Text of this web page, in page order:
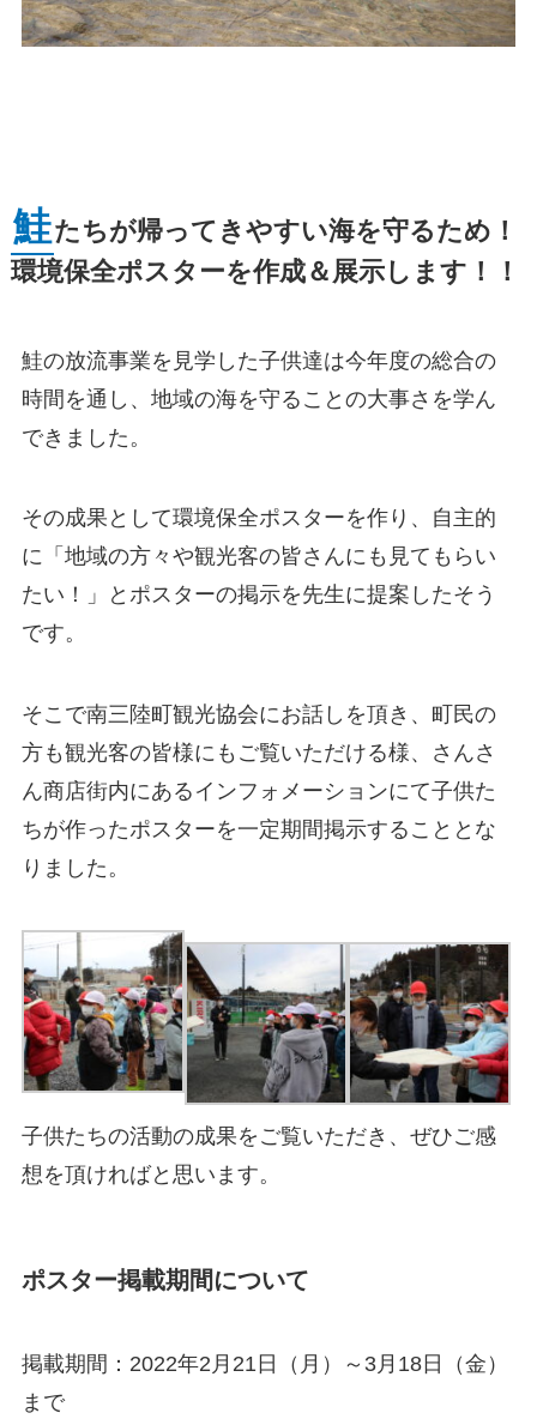
鮭たちが帰ってきやすい海を守るため！
環境保全ポスターを作成＆展示します！！
鮭の放流事業を見学した子供達は今年度の総合の
時間を通し、地域の海を守ることの大事さを学ん
できました。
その成果として環境保全ポスターを作り、自主的
に「地域の方々や観光客の皆さんにも見てもらい
たい！」とポスターの掲示を先生に提案したそう
です。
そこで南三陸町観光協会にお話しを頂き、町民の
方も観光客の皆様にもご覧いただける様、さんさ
ん商店街内にあるインフォメーションにて子供た
ちが作ったポスターを一定期間掲示することとな
りました。
子供たちの活動の成果をご覧いただき、ぜひご感
想を頂ければと思います。
ポスター掲載期間について
掲載期間：2022年2月21日（月）～3月18日（金）
まで